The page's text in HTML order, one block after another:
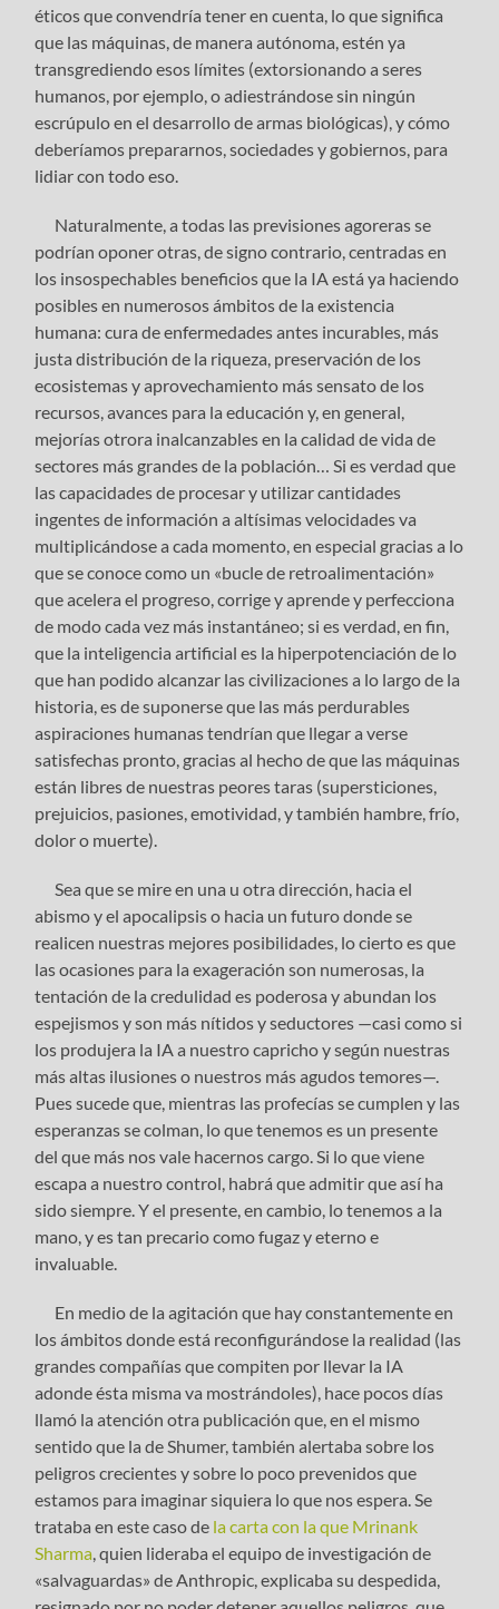
éticos que convendría tener en cuenta, lo que significa
que las máquinas, de manera autónoma, estén ya
transgrediendo esos límites (extorsionando a seres
humanos, por ejemplo, o adiestrándose sin ningún
escrúpulo en el desarrollo de armas biológicas), y cómo
deberíamos prepararnos, sociedades y gobiernos, para
lidiar con todo eso.
Naturalmente, a todas las previsiones agoreras se
podrían oponer otras, de signo contrario, centradas en
los insospechables beneficios que la IA está ya haciendo
posibles en numerosos ámbitos de la existencia
humana: cura de enfermedades antes incurables, más
justa distribución de la riqueza, preservación de los
ecosistemas y aprovechamiento más sensato de los
recursos, avances para la educación y, en general,
mejorías otrora inalcanzables en la calidad de vida de
sectores más grandes de la población… Si es verdad que
las capacidades de procesar y utilizar cantidades
ingentes de información a altísimas velocidades va
multiplicándose a cada momento, en especial gracias a lo
que se conoce como un «bucle de retroalimentación»
que acelera el progreso, corrige y aprende y perfecciona
de modo cada vez más instantáneo; si es verdad, en fin,
que la inteligencia artificial es la hiperpotenciación de lo
que han podido alcanzar las civilizaciones a lo largo de la
historia, es de suponerse que las más perdurables
aspiraciones humanas tendrían que llegar a verse
satisfechas pronto, gracias al hecho de que las máquinas
están libres de nuestras peores taras (supersticiones,
prejuicios, pasiones, emotividad, y también hambre, frío,
dolor o muerte).
Sea que se mire en una u otra dirección, hacia el
abismo y el apocalipsis o hacia un futuro donde se
realicen nuestras mejores posibilidades, lo cierto es que
las ocasiones para la exageración son numerosas, la
tentación de la credulidad es poderosa y abundan los
espejismos y son más nítidos y seductores —casi como si
los produjera la IA a nuestro capricho y según nuestras
más altas ilusiones o nuestros más agudos temores—.
Pues sucede que, mientras las profecías se cumplen y las
esperanzas se colman, lo que tenemos es un presente
del que más nos vale hacernos cargo. Si lo que viene
escapa a nuestro control, habrá que admitir que así ha
sido siempre. Y el presente, en cambio, lo tenemos a la
mano, y es tan precario como fugaz y eterno e
invaluable.
En medio de la agitación que hay constantemente en
los ámbitos donde está reconfigurándose la realidad (las
grandes compañías que compiten por llevar la IA
adonde ésta misma va mostrándoles), hace pocos días
llamó la atención otra publicación que, en el mismo
sentido que la de Shumer, también alertaba sobre los
peligros crecientes y sobre lo poco prevenidos que
estamos para imaginar siquiera lo que nos espera. Se
trataba en este caso de la carta con la que Mrinank
Sharma, quien lideraba el equipo de investigación de
«salvaguardas» de Anthropic, explicaba su despedida,